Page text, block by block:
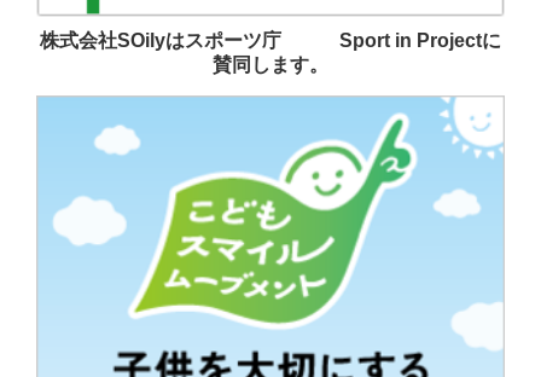
株式会社SOilyはスポーツ庁 Sport in Projectに
賛同します。